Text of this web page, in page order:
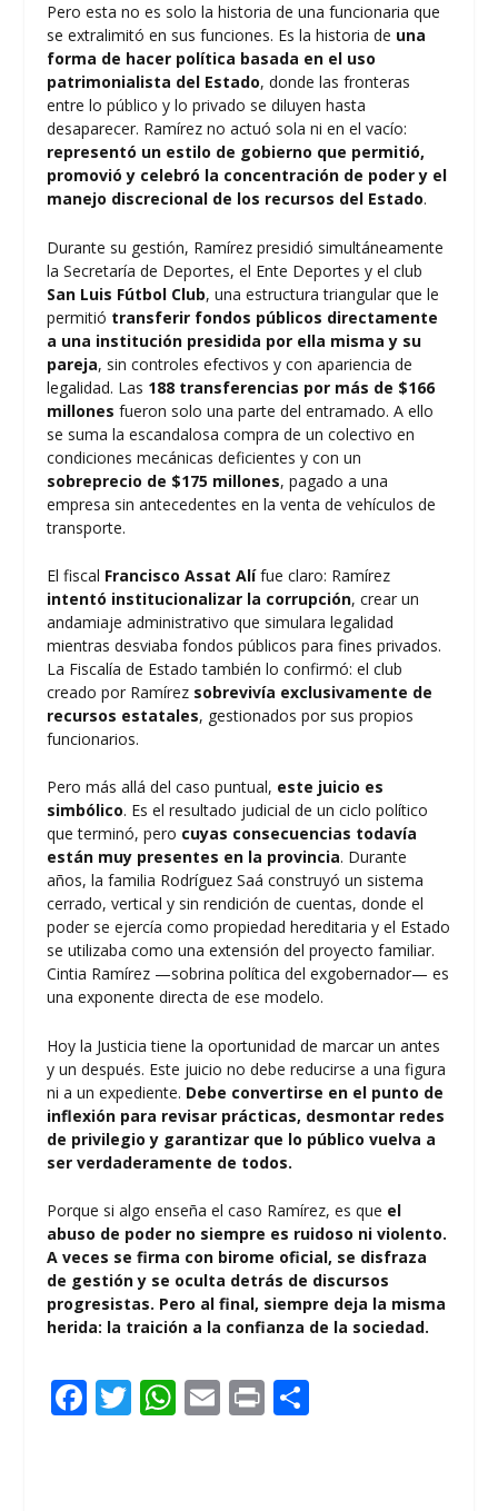
Pero esta no es solo la historia de una funcionaria que
se extralimitó en sus funciones. Es la historia de una
forma de hacer política basada en el uso
patrimonialista del Estado, donde las fronteras
entre lo público y lo privado se diluyen hasta
desaparecer. Ramírez no actuó sola ni en el vacío:
representó un estilo de gobierno que permitió,
promovió y celebró la concentración de poder y el
manejo discrecional de los recursos del Estado.
Durante su gestión, Ramírez presidió simultáneamente
la Secretaría de Deportes, el Ente Deportes y el club
San Luis Fútbol Club, una estructura triangular que le
permitió transferir fondos públicos directamente
a una institución presidida por ella misma y su
pareja, sin controles efectivos y con apariencia de
legalidad. Las 188 transferencias por más de $166
millones fueron solo una parte del entramado. A ello
se suma la escandalosa compra de un colectivo en
condiciones mecánicas deficientes y con un
sobreprecio de $175 millones, pagado a una
empresa sin antecedentes en la venta de vehículos de
transporte.
El fiscal Francisco Assat Alífue claro: Ramírez
intentó institucionalizar la corrupción, crear un
andamiaje administrativo que simulara legalidad
mientras desviaba fondos públicos para fines privados.
La Fiscalía de Estado también lo confirmó: el club
creado por Ramírez sobrevivía exclusivamente de
recursos estatales, gestionados por sus propios
funcionarios.
Pero más allá del caso puntual, este juicio es
simbólico. Es el resultado judicial de un ciclo político
que terminó, pero cuyas consecuencias todavía
están muy presentes en la provincia. Durante
años, la familia Rodríguez Saá construyó un sistema
cerrado, vertical y sin rendición de cuentas, donde el
poder se ejercía como propiedad hereditaria y el Estado
se utilizaba como una extensión del proyecto familiar.
Cintia Ramírez —sobrina política del exgobernador— es
una exponente directa de ese modelo.
Hoy la Justicia tiene la oportunidad de marcar un antes
y un después. Este juicio no debe reducirse a una figura
ni a un expediente. Debe convertirse en el punto de
inflexión para revisar prácticas, desmontar redes
de privilegio y garantizar que lo público vuelva a
ser verdaderamente de todos.
Porque si algo enseña el caso Ramírez, es que el
abuso de poder no siempre es ruidoso ni violento.
A veces se firma con birome oficial, se disfraza
de gestión y se oculta detrás de discursos
progresistas. Pero al final, siempre deja la misma
herida: la traición a la confianza de la sociedad.
F T W E Pr